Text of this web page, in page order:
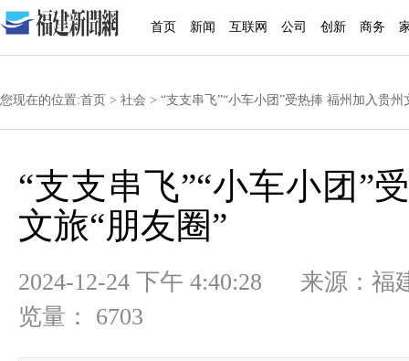
首页 新闻 互联网 公司 创新 商务
您现在的位置:首页 > 社会 > “支支串飞”“小车小团”受热捧 福州加入贵州
“支支串飞”“小车小团”
文旅“朋友圈”
2024-12-24 下午 4:40:28 来源：
览量： 6703